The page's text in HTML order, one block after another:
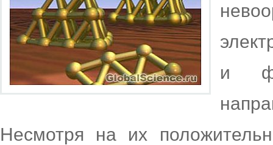
и
Несмотря на их